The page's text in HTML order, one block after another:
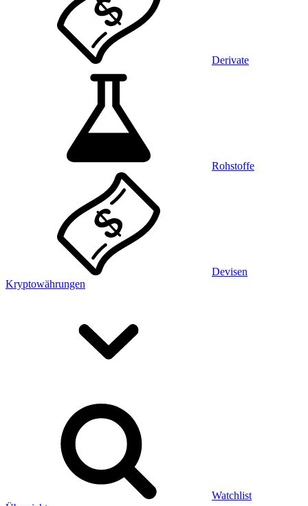
Derivate
Rohstoffe
Devisen
Kryptowährungen
Watchlist